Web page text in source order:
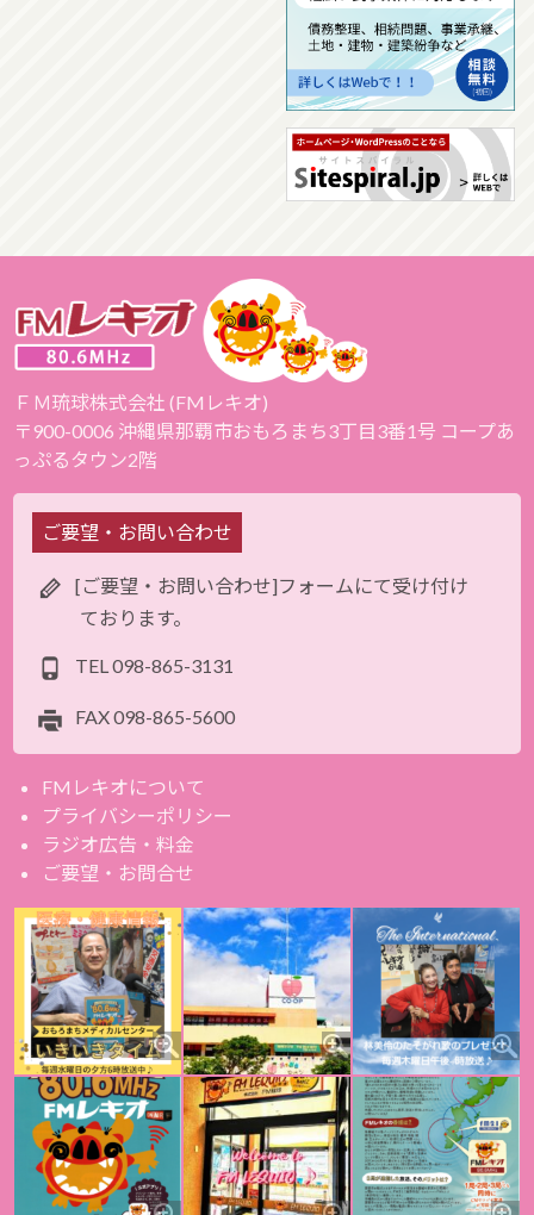
ＦＭ琉球株式会社 (FMレキオ)
〒900-0006 沖縄県那覇市おもろまち3丁目3番1号 コープあ
っぷるタウン2階
ご要望・お問い合わせ
[ご要望・お問い合わせ]フォームにて受け付け
ております。
TEL098-865-3131
FAX098-865-5600
FMレキオについて
プライバシーポリシー
ラジオ広告・料金
ご要望・お問合せ